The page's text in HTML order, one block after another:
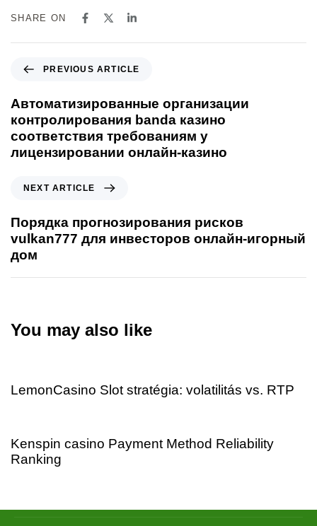
SHARE ON
PREVIOUS ARTICLE
Автоматизированные организации
контролирования banda казино
соответствия требованиям у
лицензировании онлайн-казино
NEXT ARTICLE
Порядка прогнозирования рисков
vulkan777 для инвесторов онлайн-игорный
дом
You may also like
LemonCasino Slot stratégia: volatilitás vs. RTP
Kenspin casino Payment Method Reliability
Ranking